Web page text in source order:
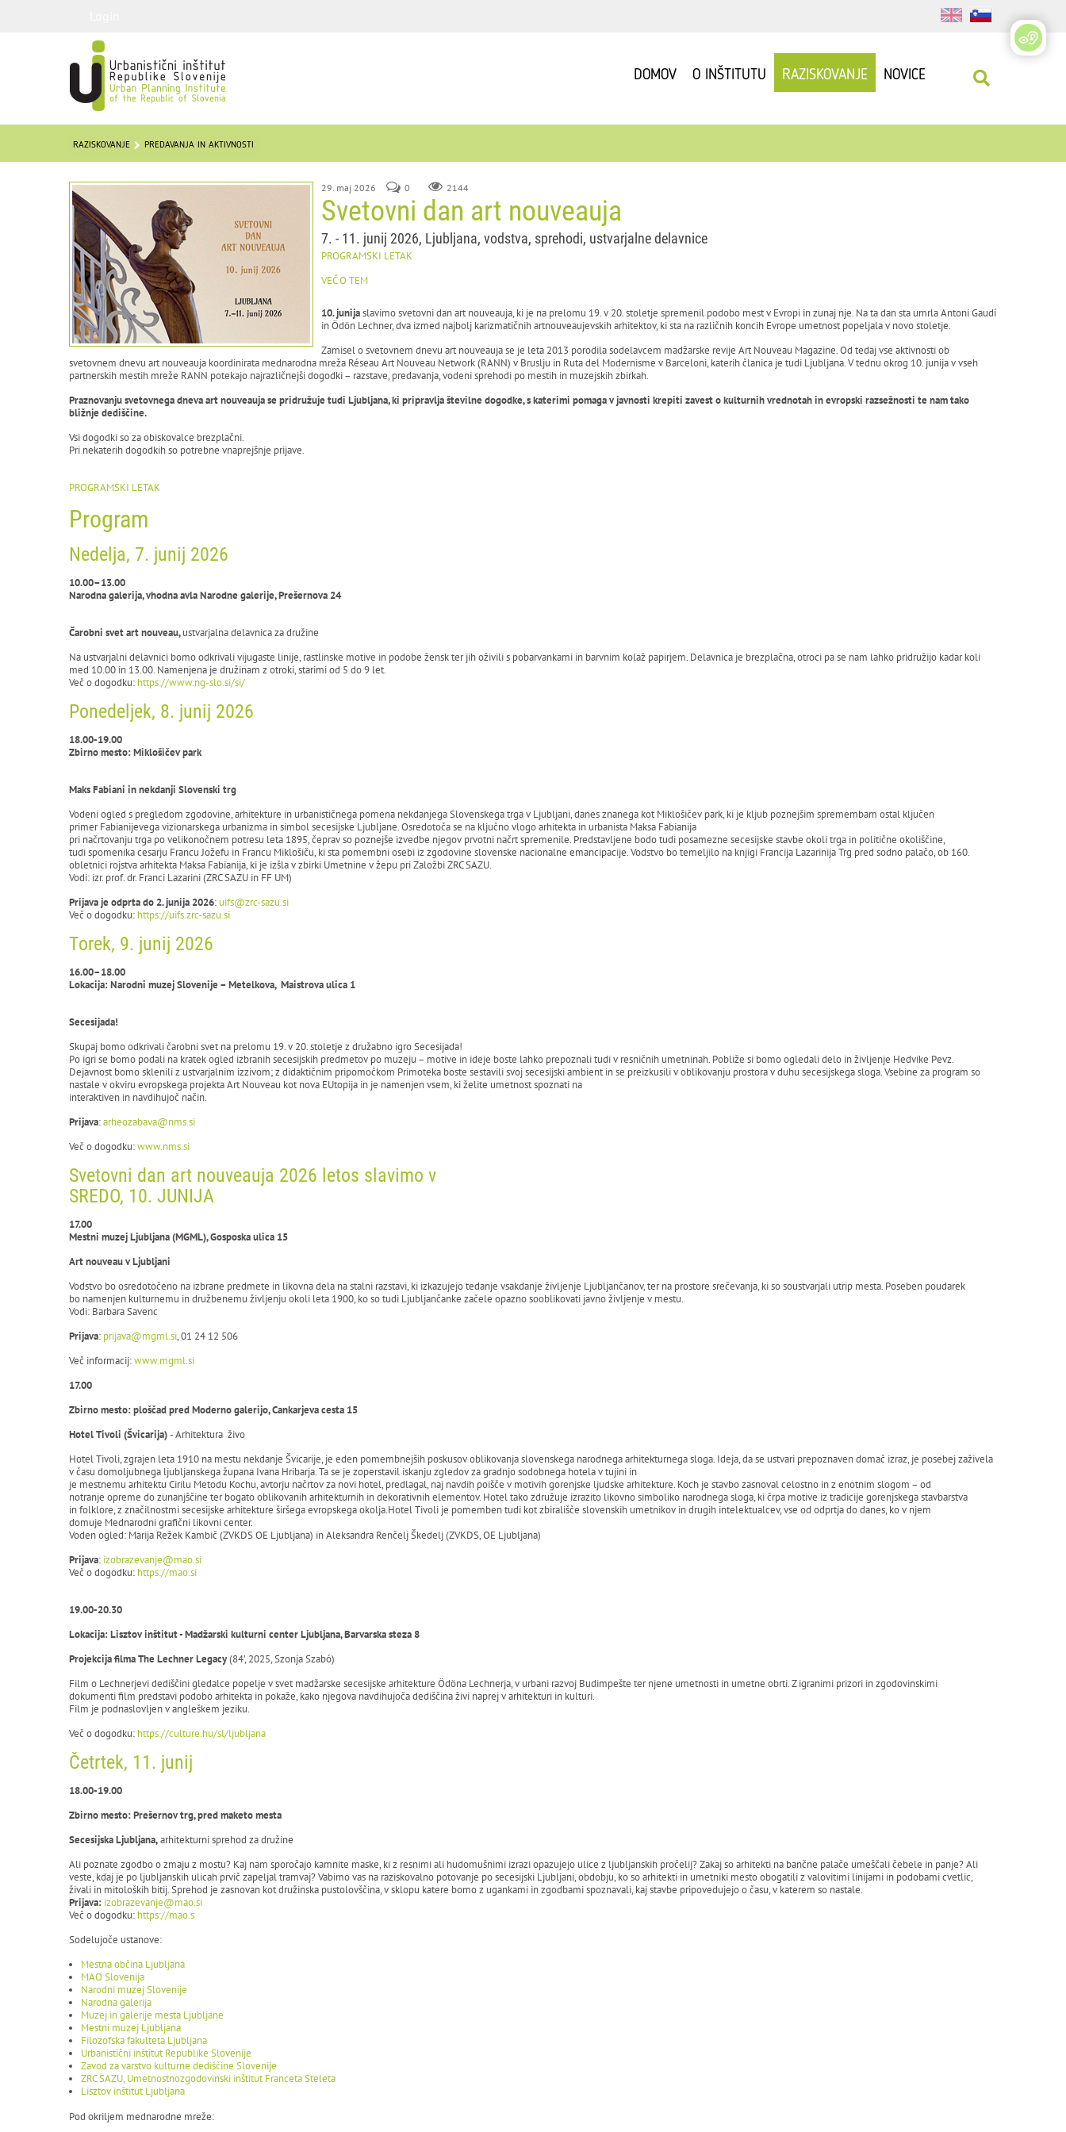
DOMOV O INŠTITUTU RAZISKOVANJE NOVICE
RAZISKOVANJE PREDAVANJA IN AKTIVNOSTI
29. maj 2026 0 2144
Svetovni dan art nouveauja
7. - 11. junij 2026, Ljubljana, vodstva, sprehodi, ustvarjalne delavnice
PROGRAMSKI LETAK
VEČ O TEM
10. junijaslavimo svetovni dan art nouveauja, ki je na prelomu 19. v 20. stoletje spremenil podobo mest v Evropi in zunaj nje. Na ta dan sta umrla Antoni Gaudí
in Ödön Lechner, dva izmed najbolj karizmatičnih artnouveaujevskih arhitektov, ki sta na različnih koncih Evrope umetnost popeljala v novo stoletje.
Zamisel o svetovnem dnevu art nouveauja se je leta 2013 porodila sodelavcem madžarske revije Art Nouveau Magazine. Od tedaj vse aktivnosti ob
svetovnem dnevu art nouveauja koordinirata mednarodna mreža Réseau Art Nouveau Network (RANN) v Bruslju in Ruta del Modernisme v Barceloni, katerih članica je tudi Ljubljana. V tednu okrog 10. junija v vseh
partnerskih mestih mreže RANN potekajo najrazličnejši dogodki – razstave, predavanja, vodeni sprehodi po mestih in muzejskih zbirkah.
Praznovanju svetovnega dneva art nouveauja se pridružuje tudi Ljubljana, ki pripravlja številne dogodke, s katerimi pomaga v javnosti krepiti zavest o kulturnih vrednotah in evropski razsežnosti te nam tako
bližnje dediščine.
Vsi dogodki so za obiskovalce brezplačni.
Pri nekaterih dogodkih so potrebne vnaprejšnje prijave.
PROGRAMSKI LETAK
Program
Nedelja, 7. junij 2026
10.00–13.00
Narodna galerija, vhodna avla Narodne galerije, Prešernova 24
Čarobni svet art nouveau,ustvarjalna delavnica za družine
Na ustvarjalni delavnici bomo odkrivali vijugaste linije, rastlinske motive in podobe žensk ter jih oživili s pobarvankami in barvnim kolaž papirjem. Delavnica je brezplačna, otroci pa se nam lahko pridružijo kadar koli
med 10.00 in 13.00. Namenjena je družinam z otroki, starimi od 5 do 9 let.
Več o dogodku: https://www.ng-slo.si/si/
Ponedeljek, 8. junij 2026
18.00-19.00
Zbirno mesto: Miklošičev park
Maks Fabiani in nekdanji Slovenski trg
Vodeni ogled s pregledom zgodovine, arhitekture in urbanističnega pomena nekdanjega Slovenskega trga v Ljubljani, danes znanega kot Miklošičev park, ki je kljub poznejšim spremembam ostal ključen
primer Fabianijevega vizionarskega urbanizma in simbol secesijske Ljubljane. Osredotoča se na ključno vlogo arhitekta in urbanista Maksa Fabianija
pri načrtovanju trga po velikonočnem potresu leta 1895, čeprav so poznejše izvedbe njegov prvotni načrt spremenile. Predstavljene bodo tudi posamezne secesijske stavbe okoli trga in politične okoliščine,
tudi spomenika cesarju Francu Jožefu in Francu Miklošiču, ki sta pomembni osebi iz zgodovine slovenske nacionalne emancipacije. Vodstvo bo temeljilo na knjigi Francija Lazarinija Trg pred sodno palačo, ob 160.
obletnici rojstva arhitekta Maksa Fabianija, ki je izšla v zbirki Umetnine v žepu pri Založbi ZRC SAZU.
Vodi: izr. prof. dr. Franci Lazarini (ZRC SAZU in FF UM)
Prijava je odprta do 2. junija 2026: uifs@zrc-sazu.si
Več o dogodku: https://uifs.zrc-sazu.si
Torek, 9. junij 2026
16.00–18.00
Lokacija: Narodni muzej Slovenije – Metelkova, Maistrova ulica 1
Secesijada!
Skupaj bomo odkrivali čarobni svet na prelomu 19. v 20. stoletje z družabno igro Secesijada!
Po igri se bomo podali na kratek ogled izbranih secesijskih predmetov po muzeju – motive in ideje boste lahko prepoznali tudi v resničnih umetninah. Pobliže si bomo ogledali delo in življenje Hedvike Pevz.
Dejavnost bomo sklenili z ustvarjalnim izzivom; z didaktičnim pripomočkom Primoteka boste sestavili svoj secesijski ambient in se preizkusili v oblikovanju prostora v duhu secesijskega sloga. Vsebine za program so
nastale v okviru evropskega projekta Art Nouveau kot nova EUtopija in je namenjen vsem, ki želite umetnost spoznati na
interaktiven in navdihujoč način.
Prijava:arheozabava@nms.si
Več o dogodku:www.nms.si
Svetovni dan art nouveauja 2026 letos slavimo v
SREDO, 10. JUNIJA
17.00
Mestni muzej Ljubljana (MGML), Gosposka ulica 15
Art nouveau v Ljubljani
Vodstvo bo osredotočeno na izbrane predmete in likovna dela na stalni razstavi, ki izkazujejo tedanje vsakdanje življenje Ljubljančanov, ter na prostore srečevanja, ki so soustvarjali utrip mesta. Poseben poudarek
bo namenjen kulturnemu in družbenemu življenju okoli leta 1900, ko so tudi Ljubljančanke začele opazno sooblikovati javno življenje v mestu.
Vodi: Barbara Savenc
Prijava: prijava@mgml.si, 01 24 12 506
Več informacij:www.mgml.si
17.00
Zbirno mesto: ploščad pred Moderno galerijo, Cankarjeva cesta 15
Hotel Tivoli (Švicarija)- Arhitektura živo
Hotel Tivoli, zgrajen leta 1910 na mestu nekdanje Švicarije, je eden pomembnejših poskusov oblikovanja slovenskega narodnega arhitekturnega sloga. Ideja, da se ustvari prepoznaven domač izraz, je posebej zaživela
v času domoljubnega ljubljanskega župana Ivana Hribarja. Ta se je zoperstavil iskanju zgledov za gradnjo sodobnega hotela v tujini in
je mestnemu arhitektu Cirilu Metodu Kochu, avtorju načrtov za novi hotel, predlagal, naj navdih poišče v motivih gorenjske ljudske arhitekture. Koch je stavbo zasnoval celostno in z enotnim slogom – od
notranje opreme do zunanjščine ter bogato oblikovanih arhitekturnih in dekorativnih elementov. Hotel tako združuje izrazito likovno simboliko narodnega sloga, ki črpa motive iz tradicije gorenjskega stavbarstva
in folklore, z značilnostmi secesijske arhitekture širšega evropskega okolja.Hotel Tivoli je pomemben tudi kot zbirališče slovenskih umetnikov in drugih intelektualcev, vse od odprtja do danes, ko v njem
domuje Mednarodni grafični likovni center.
Voden ogled: Marija Režek Kambič (ZVKDS OE Ljubljana) in Aleksandra Renčelj Škedelj (ZVKDS, OE Ljubljana)
Prijava: izobrazevanje@mao.si
Več o dogodku: https://mao.si
19.00-20.30
Lokacija: Lisztov inštitut - Madžarski kulturni center Ljubljana, Barvarska steza 8
Projekcija filma The Lechner Legacy(84’, 2025, Szonja Szabó)
Film o Lechnerjevi dediščini gledalce popelje v svet madžarske secesijske arhitekture Ödöna Lechnerja, v urbani razvoj Budimpešte ter njene umetnosti in umetne obrti. Z igranimi prizori in zgodovinskimi
dokumenti film predstavi podobo arhitekta in pokaže, kako njegova navdihujoča dediščina živi naprej v arhitekturi in kulturi.
Film je podnaslovljen v angleškem jeziku.
Več o dogodku: https://culture.hu/sl/ljubljana
Četrtek, 11. junij
18.00-19.00
Zbirno mesto: Prešernov trg, pred maketo mesta
Secesijska Ljubljana,arhitekturni sprehod za družine
Ali poznate zgodbo o zmaju z mostu? Kaj nam sporočajo kamnite maske, ki z resnimi ali hudomušnimi izrazi opazujejo ulice z ljubljanskih pročelij? Zakaj so arhitekti na bančne palače umeščali čebele in panje? Ali
veste, kdaj je po ljubljanskih ulicah prvič zapeljal tramvaj? Vabimo vas na raziskovalno potovanje po secesijski Ljubljani, obdobju, ko so arhitekti in umetniki mesto obogatili z valovitimi linijami in podobami cvetlic,
živali in mitoloških bitij. Sprehod je zasnovan kot družinska pustolovščina, v sklopu katere bomo z ugankami in zgodbami spoznavali, kaj stavbe pripovedujejo o času, v katerem so nastale.
Prijava: izobrazevanje@mao.si
Več o dogodku: https://mao.s
Sodelujoče ustanove:
Mestna občina Ljubljana
MAO Slovenija
Narodni muzej Slovenije
Narodna galerija
Muzej in galerije mesta Ljubljane
Mestni muzej Ljubljana
Filozofska fakulteta Ljubljana
Urbanistični inštitut Republike Slovenije
Zavod za varstvo kulturne dediščine Slovenije
ZRC SAZU, Umetnostnozgodovinski inštitut Franceta Steleta
Lisztov inštitut Ljubljana
Pod okriljem mednarodne mreže: